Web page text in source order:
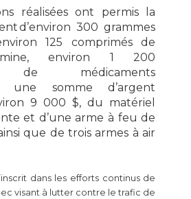
réalisées ont permis la
d’environ 300 grammes
125 comprimés de
environ 1 200
de médicaments
une somme d’argent
9 000 $, du
matériel
et d ’une arme à feu de
que de trois armes à air
dans les efforts continus de
visant à lutter contre le trafic de